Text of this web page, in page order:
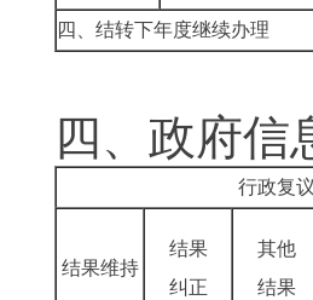
四、结转下年度继续办理
四、政府信
行政复议
结果维持
结果
纠正
其他
结果